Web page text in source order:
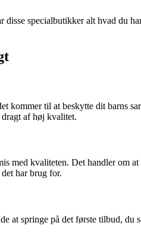
disse specialbutikker alt hvad
kommer til at beskytte dit barns
af høj kvalitet.
med kvaliteten. Det handler om
har brug for.
at springe på det første tilbud,